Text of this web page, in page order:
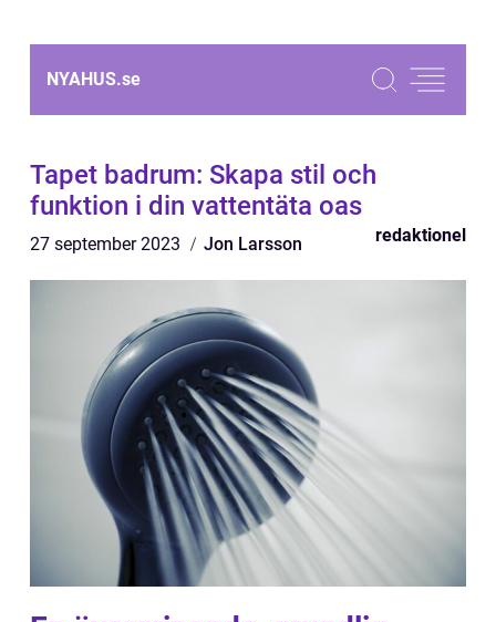
NYAHUS.se
Tapet badrum: Skapa stil och
funktion i din vattentäta oas
27 september 2023 Jon Larsson redaktionel